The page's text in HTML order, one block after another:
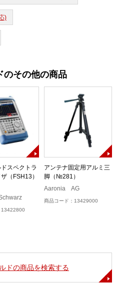
)
のその他の商品
スペクトラ
（FSH13）
13422800
アンテナ固定用アルミ三
脚（№281）
Aaronia AG
商品コード：13429000
ドの商品を検索する